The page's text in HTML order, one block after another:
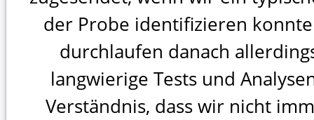
der Probe identifizieren
durchlaufen danach
langwierige Tests und
Verständnis, dass wir nicht